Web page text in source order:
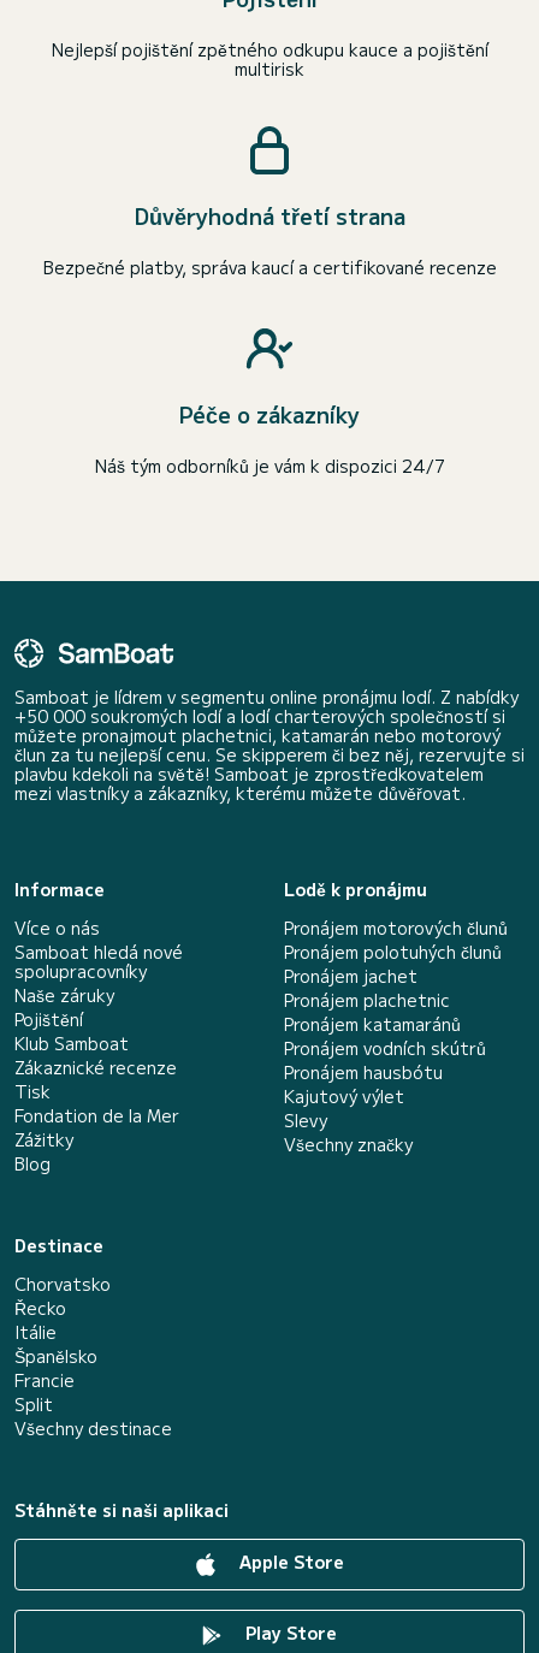
Nejlepší pojištění zpětného odkupu kauce a pojištění
multirisk
Důvěryhodná třetí strana
Bezpečné platby, správa kaucí a certifikované recenze
Péče o zákazníky
Náš tým odborníků je vám k dispozici 24/7
Samboat je lídrem v segmentu online pronájmu lodí. Z nabídky
+50 000 soukromých lodí a lodí charterových společností si
můžete pronajmout plachetnici, katamarán nebo motorový
člun za tu nejlepší cenu. Se skipperem či bez něj, rezervujte si
plavbu kdekoli na světě! Samboat je zprostředkovatelem
mezi vlastníky a zákazníky, kterému můžete důvěřovat.
Informace
Více o nás
Samboat hledá nové
spolupracovníky
Naše záruky
Pojištění
Klub Samboat
Zákaznické recenze
Tisk
Fondation de la Mer
Zážitky
Blog
Lodě k pronájmu
Pronájem motorových člunů
Pronájem polotuhých člunů
Pronájem jachet
Pronájem plachetnic
Pronájem katamaránů
Pronájem vodních skútrů
Pronájem hausbótu
Kajutový výlet
Slevy
Všechny značky
Destinace
Chorvatsko
Řecko
Itálie
Španělsko
Francie
Split
Všechny destinace
Stáhněte si naši aplikaci
Apple Store
Play Store